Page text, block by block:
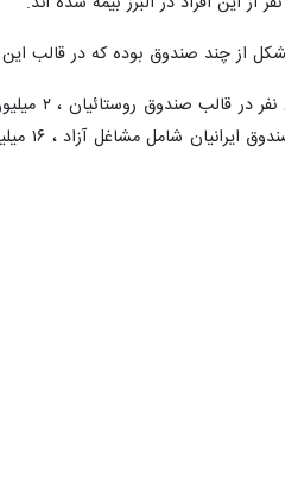
از چند صندوق بوده که در قالب
زارع
کمیته